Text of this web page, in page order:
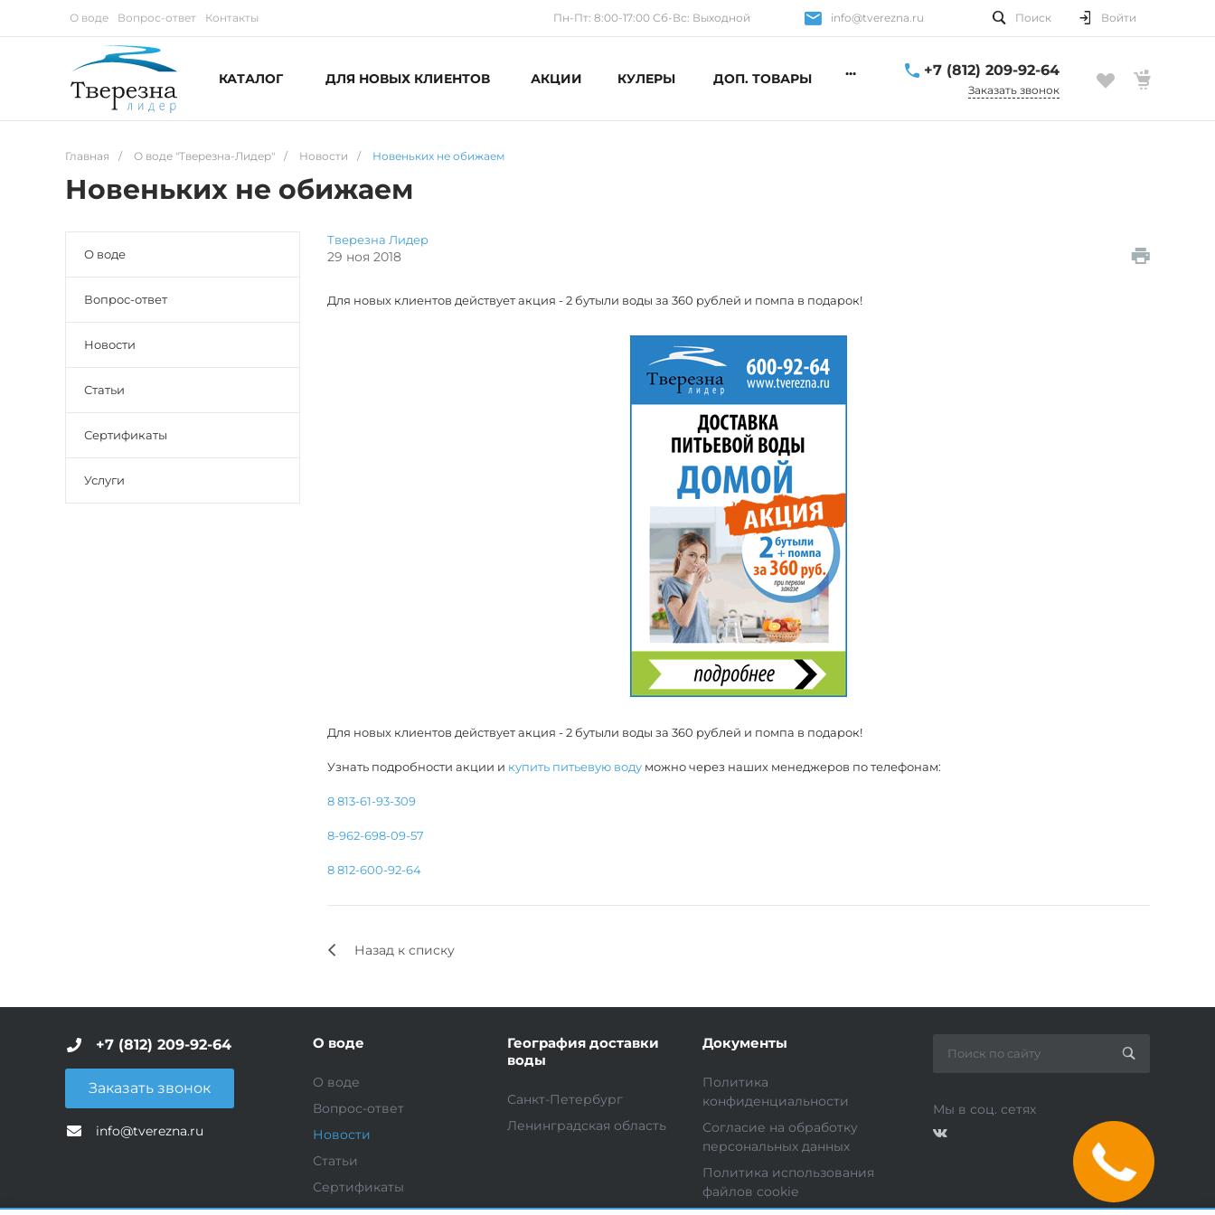
О воде Вопрос-ответ Контакты Пн-Пт: 8:00-17:00 Сб-Вс: Выходной info@tverezna.ru Поиск Войти
КАТАЛОГ ДЛЯ НОВЫХ КЛИЕНТОВ АКЦИИ КУЛЕРЫ ДОП. ТОВАРЫ ... +7 (812) 209-92-64
Заказать звонок
Главная / О воде "Тверезна-Лидер" / Новости / Новеньких не обижаем
Новеньких не обижаем
О воде
Вопрос-ответ
Новости
Статьи
Сертификаты
Услуги
Тверезна Лидер
29 ноя 2018
Для новых клиентов действует акция - 2 бутыли воды за 360 рублей и помпа в подарок!
Для новых клиентов действует акция - 2 бутыли воды за 360 рублей и помпа в подарок!
Узнать подробности акции и купить питьевую воду можно через наших менеджеров по телефонам:
8 813-61-93-309
8-962-698-09-57
8 812-600-92-64
Назад к списку
+7 (812) 209-92-64
Заказать звонок
info@tverezna.ru
О воде
О воде
Вопрос-ответ
Новости
Статьи
Сертификаты
География доставки
воды
Санкт-Петербург
Ленинградская область
Документы
Политика
конфиденциальности
Согласие на обработку
персональных данных
Политика использования
файлов cookie
Мы в соц. сетях